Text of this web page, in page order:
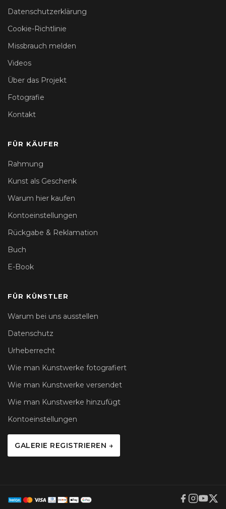
Datenschutzerklärung
Cookie-Richtlinie
Missbrauch melden
Videos
Über das Projekt
Fotografie
Kontakt
FÜR KÄUFER
Rahmung
Kunst als Geschenk
Warum hier kaufen
Kontoeinstellungen
Rückgabe & Reklamation
Buch
E-Book
FÜR KÜNSTLER
Warum bei uns ausstellen
Datenschutz
Urheberrecht
Wie man Kunstwerke fotografiert
Wie man Kunstwerke versendet
Wie man Kunstwerke hinzufügt
Kontoeinstellungen
GALERIE REGISTRIEREN →